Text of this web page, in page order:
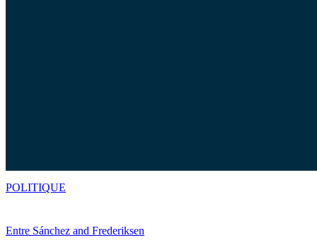
Entre Sánchez and Frederiksen
POLITIQUE